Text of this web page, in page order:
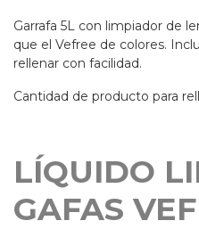
Garrafa 5L con limpiador de
que el Vefree de colores.
rellenar con facilidad.
Cantidad de producto para
LÍQUIDO
GAFAS